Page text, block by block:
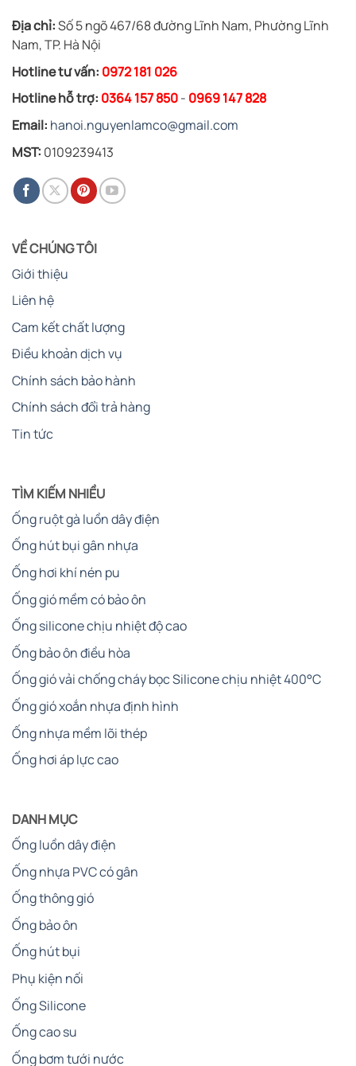
Địa chỉ:Số 5 ngõ 467/68 đường Lĩnh Nam, Phường Lĩnh
Nam, TP. Hà Nội
Hotline tư vấn: 0972 181 026
Hotline hỗ trợ: 0364 157 850- 0969 147 828
Email: hanoi.nguyenlamco@gmail.com
MST: 0109239413
VỀ CHÚNG TÔI
Giới thiệu
Liên hệ
Cam kết chất lượng
Điều khoản dịch vụ
Chính sách bảo hành
Chính sách đổi trả hàng
Tin tức
TÌM KIẾM NHIỀU
Ống ruột gà luồn dây điện
Ống hút bụi gân nhựa
Ống hơi khí nén pu
Ống gió mềm có bảo ôn
Ống silicone chịu nhiệt độ cao
Ống bảo ôn điều hòa
Ống gió vải chống cháy bọc Silicone chịu nhiệt 400°C
Ống gió xoắn nhựa định hình
Ống nhựa mềm lõi thép
Ống hơi áp lực cao
DANH MỤC
Ống luồn dây điện
Ống nhựa PVC có gân
Ống thông gió
Ống bảo ôn
Ống hút bụi
Phụ kiện nối
Ống Silicone
Ống cao su
Ống bơm tưới nước